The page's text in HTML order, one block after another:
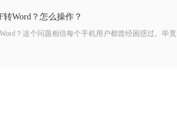
转Word？怎么操作？
？这个问题相信每个手机用户都曾经困惑过。毕